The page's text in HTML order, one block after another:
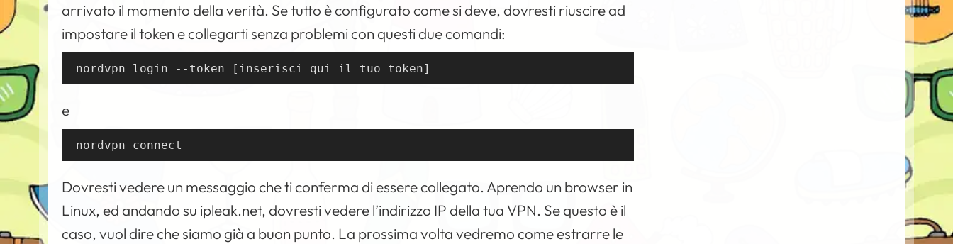
arrivato il momento della verità. Se tutto è configurato come si deve, dovresti riuscire ad
impostare il token e collegarti senza problemi con questi due comandi:
nordvpn login --token [inserisci qui il tuo token]
e
nordvpn connect
Dovresti vedere un messaggio che ti conferma di essere collegato. Aprendo un browser in
Linux, ed andando su ipleak.net, dovresti vedere l’indirizzo IP della tua VPN. Se questo è il
caso, vuol dire che siamo già a buon punto. La prossima volta vedremo come estrarre le